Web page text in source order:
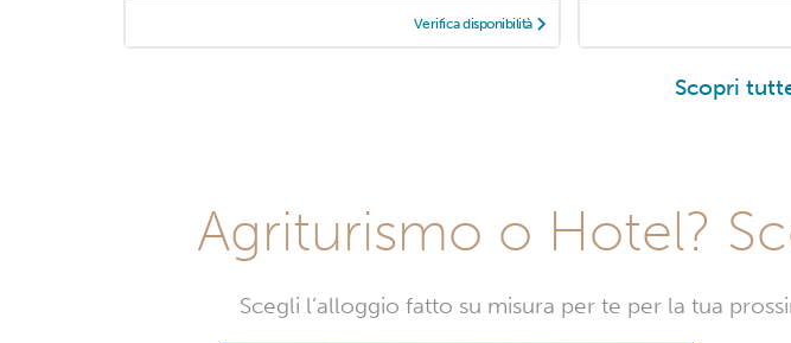
Verifica disponibilità
Scopri
Agriturismo o Hotel?
Scegli l’alloggio fatto su misura per te per la tua